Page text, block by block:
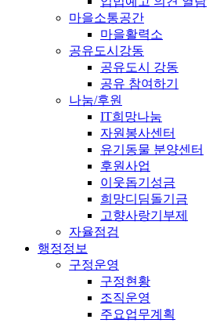
마을소통공간
마을활력소
공유도시강동
공유도시 강동
공유 참여하기
나눔/후원
IT희망나눔
자원봉사센터
유기동물 분양센터
후원사업
이웃돕기성금
희망디딤돌기금
고향사랑기부제
자율점검
행정정보
구정운영
구정현황
조직운영
주요업무계획